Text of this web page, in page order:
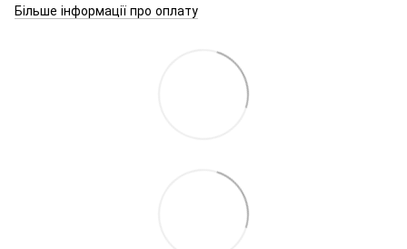
Більше інформації про оплату